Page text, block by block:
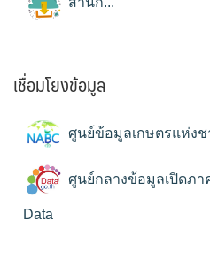
เชื่อมโยงข้อมูล
ศูนย์ข้อมูลเกษตรแห่งช
ศูนย์กลางข้อมูลเปิดภา
Data